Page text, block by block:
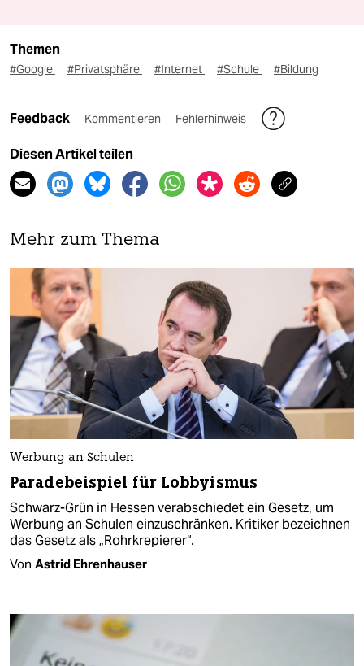
Themen
#Google #Privatsphäre #Internet #Schule #Bildung
Feedback Kommentieren Fehlerhinweis
Diesen Artikel teilen
Mehr zum Thema
Werbung an Schulen
Paradebeispiel für Lobbyismus
Schwarz-Grün in Hessen verabschiedet ein Gesetz, um
Werbung an Schulen einzuschränken. Kritiker bezeichnen
das Gesetz als „Rohrkrepierer“.
Von Astrid Ehrenhauser